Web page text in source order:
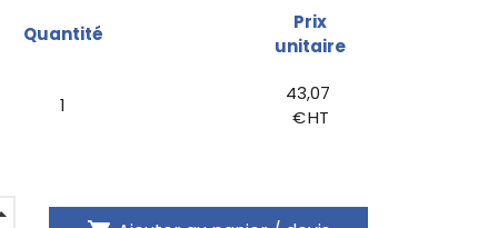
Quantité
Prix
unitaire
1
43,07
€ HT